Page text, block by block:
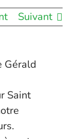
Suivant
Gérald
Saint